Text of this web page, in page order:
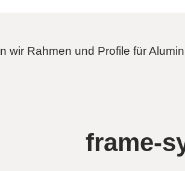
wir Rahmen und Profile für
frame-